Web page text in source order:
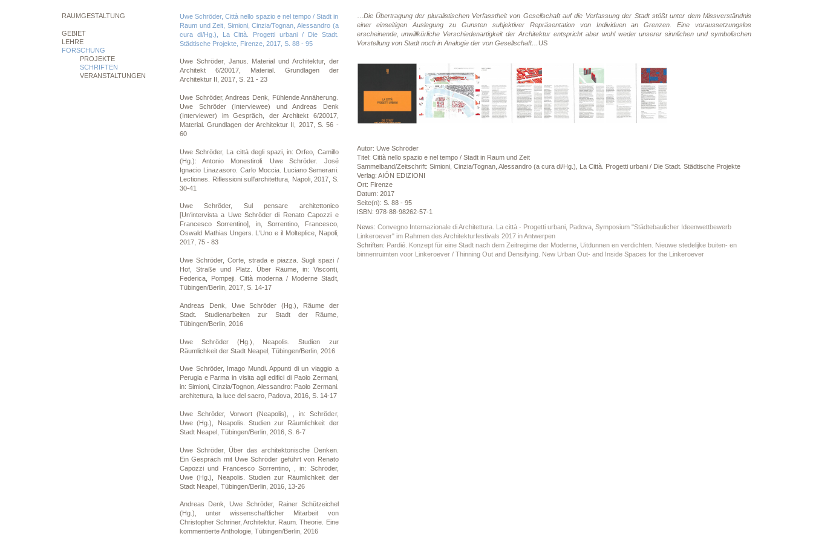
RAUMGESTALTUNG
GEBIET
LEHRE
FORSCHUNG
PROJEKTE
SCHRIFTEN
VERANSTALTUNGEN
Uwe Schröder, Città nello spazio e nel tempo / Stadt in
Raum und Zeit, Simioni, Cinzia/Tognan, Alessandro (a
cura di/Hg.), La Città. Progetti urbani / Die Stadt.
Städtische Projekte, Firenze, 2017, S. 88 - 95
Uwe Schröder, Janus. Material und Architektur, der
Architekt 6/20017, Material. Grundlagen der
Architektur II, 2017, S. 21 - 23
Uwe Schröder, Andreas Denk, Fühlende Annäherung.
Uwe Schröder (Interviewee) und Andreas Denk
(Interviewer) im Gespräch, der Architekt 6/20017,
Material. Grundlagen der Architektur II, 2017, S. 56 -
60
Uwe Schröder, La città degli spazi, in: Orfeo, Camillo
(Hg.): Antonio Monestiroli. Uwe Schröder. José
Ignacio Linazasoro. Carlo Moccia. Luciano Semerani.
Lectiones. Riflessioni sull'architettura, Napoli, 2017, S.
30-41
Uwe Schröder, Sul pensare architettonico
[Un‘intervista a Uwe Schröder di Renato Capozzi e
Francesco Sorrentino], in, Sorrentino, Francesco,
Oswald Mathias Ungers. L‘Uno e il Molteplice, Napoli,
2017, 75 - 83
Uwe Schröder, Corte, strada e piazza. Sugli spazi /
Hof, Straße und Platz. Über Räume, in: Visconti,
Federica, Pompeji. Città moderna / Moderne Stadt,
Tübingen/Berlin, 2017, S. 14-17
Andreas Denk, Uwe Schröder (Hg.), Räume der
Stadt. Studienarbeiten zur Stadt der Räume,
Tübingen/Berlin, 2016
Uwe Schröder (Hg.), Neapolis. Studien zur
Räumlichkeit der Stadt Neapel, Tübingen/Berlin, 2016
Uwe Schröder, Imago Mundi. Appunti di un viaggio a
Perugia e Parma in visita agli edifici di Paolo Zermani,
in: Simioni, Cinzia/Tognon, Alessandro: Paolo Zermani.
architettura, la luce del sacro, Padova, 2016, S. 14-17
Uwe Schröder, Vorwort (Neapolis), , in: Schröder,
Uwe (Hg.), Neapolis. Studien zur Räumlichkeit der
Stadt Neapel, Tübingen/Berlin, 2016, S. 6-7
Uwe Schröder, Über das architektonische Denken.
Ein Gespräch mit Uwe Schröder geführt von Renato
Capozzi und Francesco Sorrentino, , in: Schröder,
Uwe (Hg.), Neapolis. Studien zur Räumlichkeit der
Stadt Neapel, Tübingen/Berlin, 2016, 13-26
Andreas Denk, Uwe Schröder, Rainer Schützeichel
(Hg.), unter wissenschaftlicher Mitarbeit von
Christopher Schriner, Architektur. Raum. Theorie. Eine
kommentierte Anthologie, Tübingen/Berlin, 2016
Die Übertragung der pluralistischen Verfasstheit von Gesellschaft auf die Verfassung der Stadt stößt unter dem Missverständnis
einer einseitigen Auslegung zu Gunsten subjektiver Repräsentation von Individuen an Grenzen. Eine voraussetzungslos
erscheinende, unwillkürliche Verschiedenartigkeit der Architektur entspricht aber wohl weder unserer sinnlichen und symbolischen
Vorstellung von Stadt noch in Analogie der von Gesellschaft… US
Autor: Uwe Schröder
Titel: Città nello spazio e nel tempo / Stadt in Raum und Zeit
Sammelband/Zeitschrift: Simioni, Cinzia/Tognan, Alessandro (a cura di/Hg.), La Città. Progetti urbani / Die Stadt. Städtische Projekte
Verlag: AIÓN EDIZIONI
Ort: Firenze
Datum: 2017
Seite(n): S. 88 - 95
ISBN: 978-88-98262-57-1
News: Convegno Internazionale di Architettura. La città - Progetti urbani, Padova, Symposium "Städtebaulicher Ideenwettbewerb
Linkeroever" im Rahmen des Architekturfestivals 2017 in Antwerpen
Schriften: Pardié. Konzept für eine Stadt nach dem Zeitregime der Moderne, Uitdunnen en verdichten. Nieuwe stedelijke buiten- en
binnenruimten voor Linkeroever / Thinning Out and Densifying. New Urban Out- and Inside Spaces for the Linkeroever